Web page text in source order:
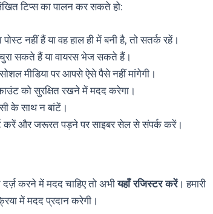
टिप्स का पालन कर सकते हो:
नहीं हैं या वह हाल ही में बनी है, तो सतर्क रहें।
सकते हैं या वायरस भेज सकते हैं।
मीडिया पर आपसे ऐसे पैसे नहीं मांगेगी।
को सुरक्षित रखने में मदद करेगा।
के साथ न बांटें।
करें और जरूरत पड़ने पर साइबर सेल से संपर्क करें।
करने में मदद चाहिए तो अभीयहाँ रजिस्टर करें। हमारी
में मदद प्रदान करेगी।